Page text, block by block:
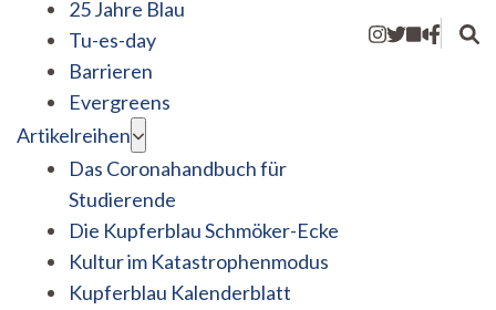
25 Jahre Blau
Tu-es-day
Barrieren
Evergreens
Artikelreihen
Das Coronahandbuch für
Studierende
Die Kupferblau Schmöker-Ecke
Kultur im Katastrophenmodus
Kupferblau Kalenderblatt